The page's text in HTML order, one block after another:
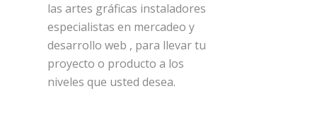
las artes gráficas instaladores
especialistas en mercadeo y
desarrollo web , para llevar tu
proyecto o producto a los
niveles que usted desea.